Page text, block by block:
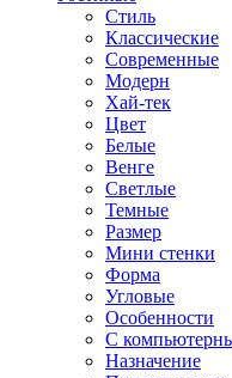
Стиль
Классические
Современные
Модерн
Хай-тек
Цвет
Белые
Венге
Светлые
Темные
Размер
Мини стенки
Форма
Угловые
Особенности
С
Назначение